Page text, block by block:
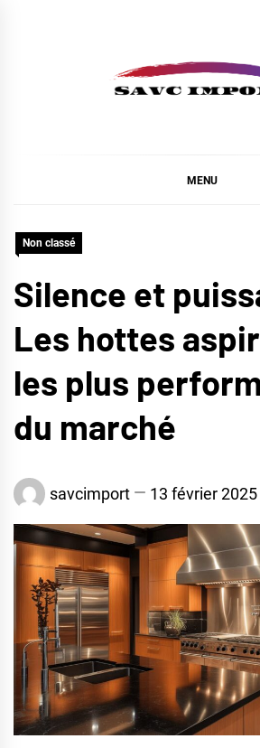
MENU
Non classé
Silence et
Les hottes
les plus
du marché
savcimport 13 février 2025